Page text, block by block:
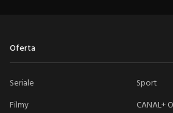
Oferta
Seriale
Sport
Filmy
CANAL+